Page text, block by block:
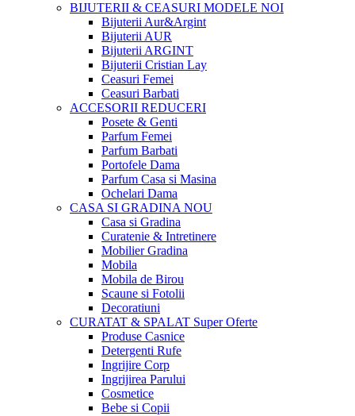
BIJUTERII & CEASURI MODELE NOI
Bijuterii Aur&Argint
Bijuterii AUR
Bijuterii ARGINT
Bijuterii Cristian Lay
Ceasuri Femei
Ceasuri Barbati
ACCESORII REDUCERI
Posete & Genti
Parfum Femei
Parfum Barbati
Portofele Dama
Parfum Casa si Masina
Ochelari Dama
CASA SI GRADINANOU
Casa si Gradina
Curatenie & Intretinere
Mobilier Gradina
Mobila
Mobila de Birou
Scaune si Fotolii
Decoratiuni
CURATAT & SPALAT Super Oferte
Produse Casnice
Detergenti Rufe
Ingrijire Corp
Ingrijirea Parului
Cosmetice
Bebe si Copii